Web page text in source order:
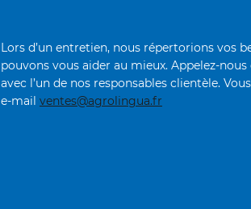
Lors d’un entretien, nous répertorions vos
pouvons vous aider au mieux. Appelez-
avec l’un de nos responsables clientèle.
e-mail ventes@agrolingua.fr